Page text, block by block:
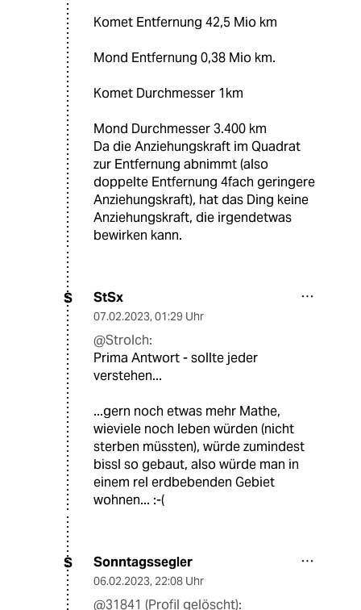
Komet Entfernung 42,5 Mio km
Mond Entfernung 0,38 Mio km.
Komet Durchmesser 1km
Mond Durchmesser 3.400 km
Da die Anziehungskraft im Quadrat
zur Entfernung abnimmt (also
doppelte Entfernung 4fach geringere
Anziehungskraft), hat das Ding keine
Anziehungskraft, die irgendetwas
bewirken kann.
S StSx
07.02.2023, 01:29 Uhr
@Strolch:
Prima Antwort - sollte jeder
verstehen...
...gern noch etwas mehr Mathe,
wieviele noch leben würden (nicht
sterben müssten), würde zumindest
bissl so gebaut, also würde man in
einem rel erdbebenden Gebiet
wohnen... :-(
S Sonntagssegler
06.02.2023, 22:08 Uhr
@31841 (Profil gelöscht):